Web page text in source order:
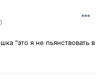
"это я не пьянствовать в